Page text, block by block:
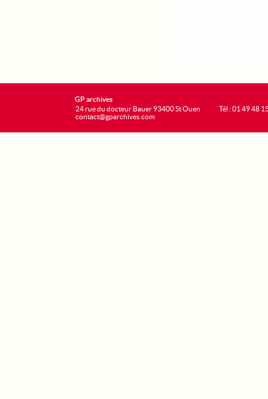
GP archives
24 rue du docteur Bauer 93400 St Ouen
contact@gparchives.com
Tél : 01 49 48